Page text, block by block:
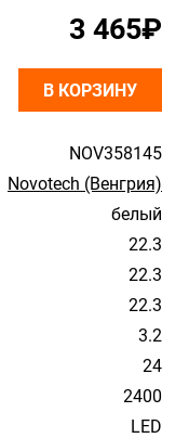
NOV358145
Novotech (Венгрия)
белый
22.3
22.3
22.3
3.2
24
2400
LED
3 465₽
В КОРЗИНУ